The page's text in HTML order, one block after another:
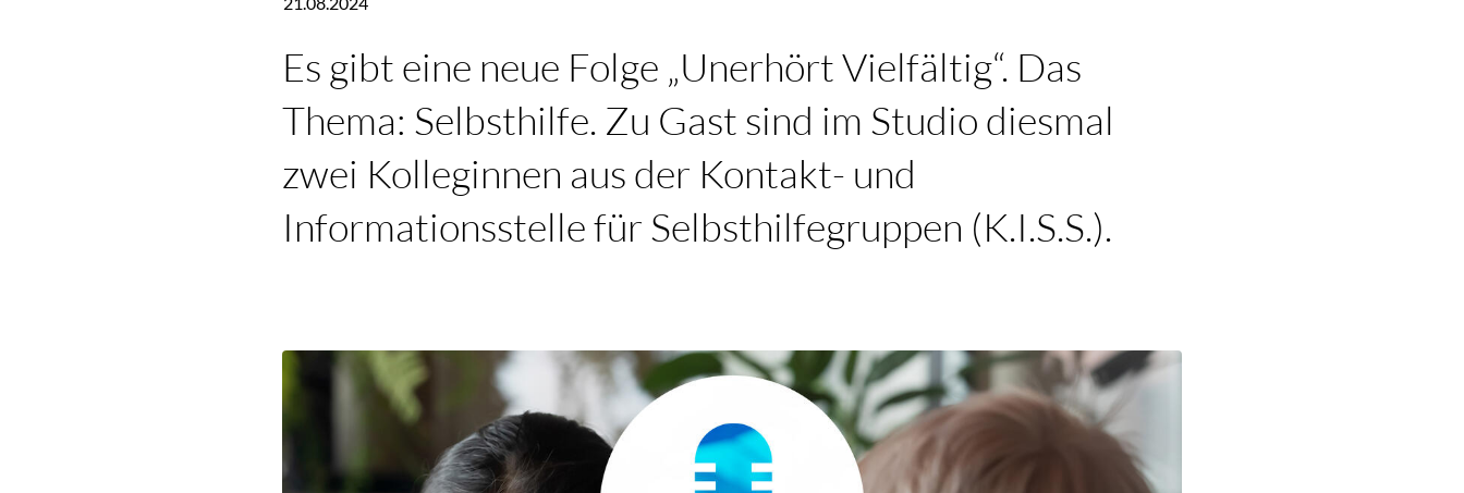
Es gibt eine neue Folge „Unerhört Vielfältig“. Das
Thema: Selbsthilfe. Zu Gast sind im Studio diesmal
zwei Kolleginnen aus der Kontakt- und
Informationsstelle für Selbsthilfegruppen (K.I.S.S.).